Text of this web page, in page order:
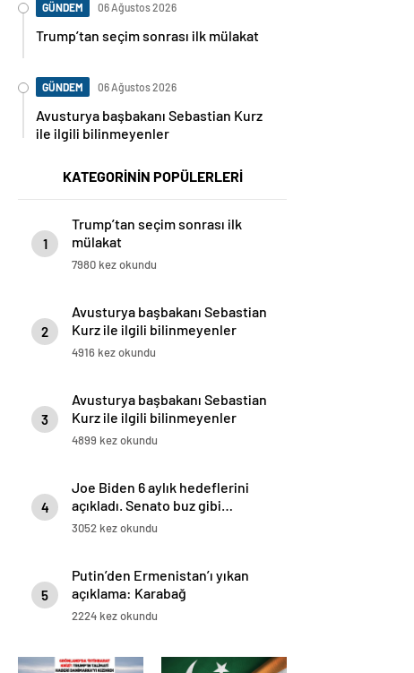
GÜNDEM 06 Ağustos 2026
Trump’tan seçim sonrası ilk mülakat
GÜNDEM 06 Ağustos 2026
Avusturya başbakanı Sebastian Kurz
ile ilgili bilinmeyenler
KATEGORİNİN POPÜLERLERİ
1
Trump’tan seçim sonrası ilk
mülakat
7980 kez okundu
2
Avusturya başbakanı Sebastian
Kurz ile ilgili bilinmeyenler
4916 kez okundu
3
Avusturya başbakanı Sebastian
Kurz ile ilgili bilinmeyenler
4899 kez okundu
4
Joe Biden 6 aylık hedeflerini
açıkladı. Senato buz gibi…
3052 kez okundu
5
Putin’den Ermenistan’ı yıkan
açıklama: Karabağ
Azerbaycan’ın ayrılmaz bir
2224 kez okundu